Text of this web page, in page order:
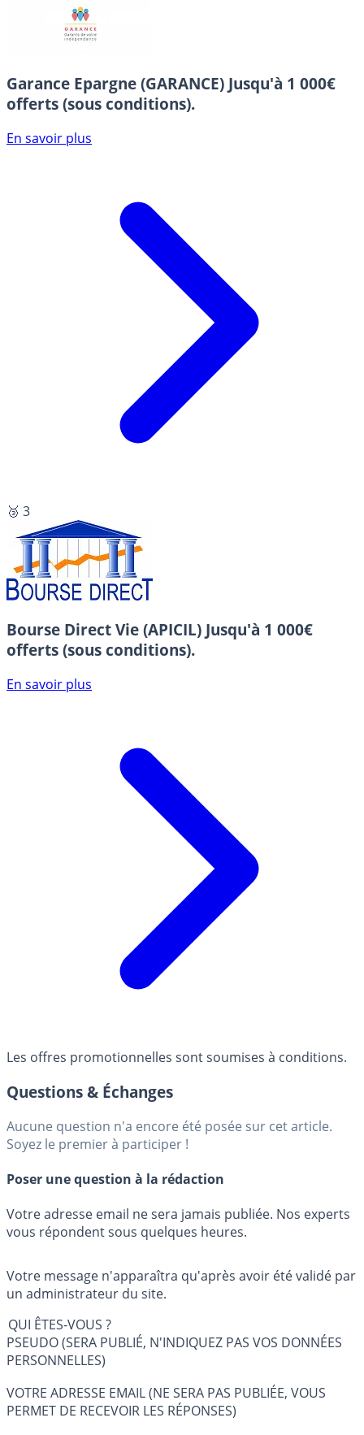
Garance Epargne (GARANCE) Jusqu'à 1 000€
offerts (sous conditions).
En savoir plus
🥉 3
Bourse Direct Vie (APICIL) Jusqu'à 1 000€
offerts (sous conditions).
En savoir plus
Les offres promotionnelles sont soumises à conditions.
Questions & Échanges
Aucune question n'a encore été posée sur cet article.
Soyez le premier à participer !
Poser une question à la rédaction
Votre adresse email ne sera jamais publiée. Nos experts
vous répondent sous quelques heures.
Votre message n'apparaîtra qu'après avoir été validé par
un administrateur du site.
QUI ÊTES-VOUS ?
PSEUDO (SERA PUBLIÉ, N'INDIQUEZ PAS VOS DONNÉES
PERSONNELLES)
VOTRE ADRESSE EMAIL (NE SERA PAS PUBLIÉE, VOUS
PERMET DE RECEVOIR LES RÉPONSES)